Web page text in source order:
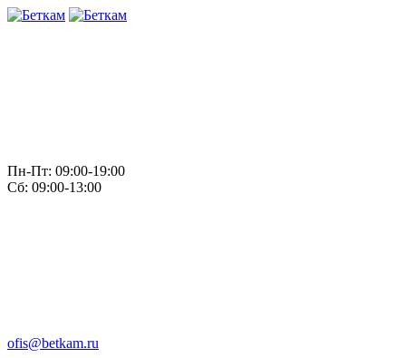
Пн-Пт: 09:00-19:00
Сб: 09:00-13:00
ofis@betkam.ru